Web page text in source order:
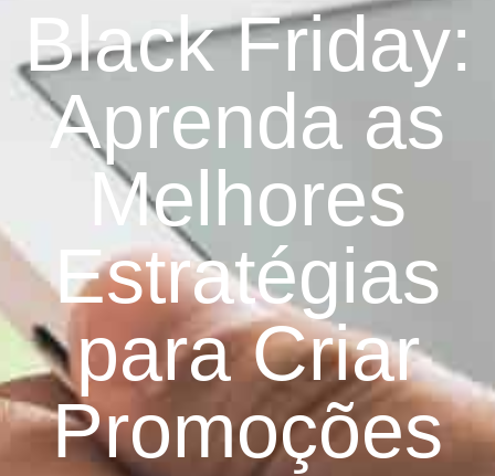
Black Friday:
Aprenda as
Melhores
Estratégias
para Criar
Promoções